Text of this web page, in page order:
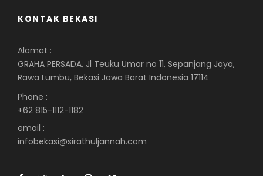
KONTAK BEKASI
Alamat :
GRAHA PERSADA, Jl Teuku Umar no 11, Sepanjang Jaya,
Rawa Lumbu, Bekasi Jawa Barat Indonesia 17114
Phone :
+62 815-1112-1182
email :
infobekasi@sirathuljannah.com